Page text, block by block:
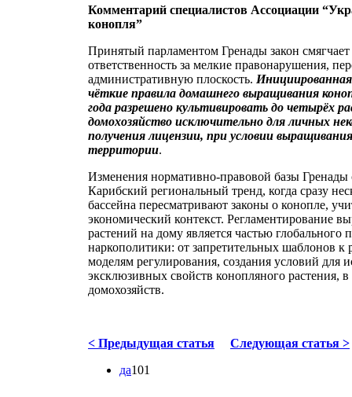
Комментарий специалистов Ассоциации
конопля”
Принятый парламентом Гренады закон
ответственность за мелкие правонарушения,
административную плоскость.
чёткие правила домашнего выращивания
года разрешено культивировать до четырёх
домохозяйство исключительно для личных
получения лицензии, при условии
территории.
Изменения нормативно-правовой базы Гренады
Карибский региональный тренд, когда сразу
бассейна пересматривают законы о конопле,
экономический контекст. Регламентирование
растений на дому является частью глобального
наркополитики: от запретительных шаблонов
моделям регулирования, создания условий для
эксклюзивных свойств конопляного растения,
домохозяйств.
< Предыдущая статья
Следующая статья >
да101